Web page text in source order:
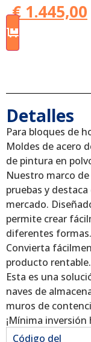
€ 1.445,00
Detalles
Para bloques de
Moldes de acero
de pintura en
Nuestro marco
pruebas y
mercado.
permite crear
diferentes formas.
Convierta
producto rentable.
Esta es una
naves de
muros de
¡Mínima
Código del